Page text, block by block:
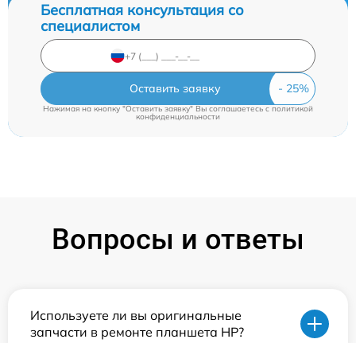
Бесплатная консультация со
специалистом
Оставить заявку
Нажимая на кнопку "Оставить заявку" Вы соглашаетесь cполитикой
конфиденциальности
Вопросы и ответы
Используете ли вы оригинальные
запчасти в ремонте планшета HP?